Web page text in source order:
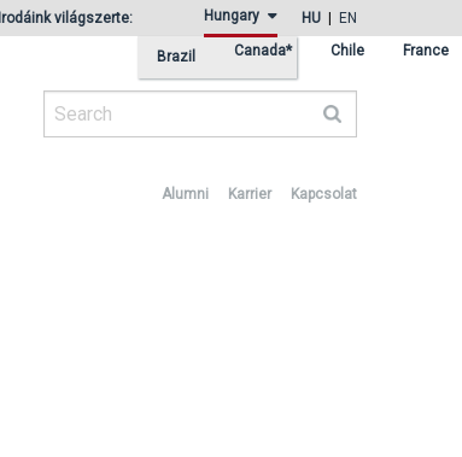
Irodáink világszerte: Hungary
Brazil Canada* Chile France
HU EN
Search
Alumni Karrier Kapcsolat